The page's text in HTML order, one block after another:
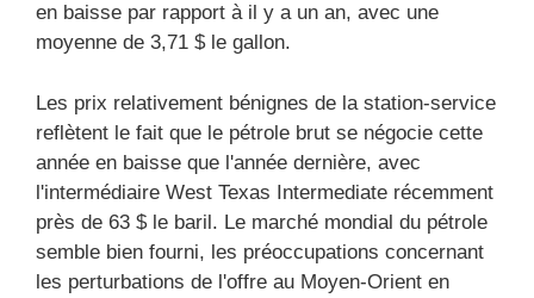
en baisse par rapport à il y a un an, avec une
moyenne de 3,71 $ le gallon.
Les prix relativement bénignes de la station-service
reflètent le fait que le pétrole brut se négocie cette
année en baisse que l'année dernière, avec
l'intermédiaire West Texas Intermediate récemment
près de 63 $ le baril. Le marché mondial du pétrole
semble bien fourni, les préoccupations concernant
les perturbations de l'offre au Moyen-Orient en